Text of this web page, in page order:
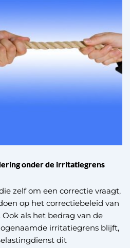
onder de irritatiegrens
zelf om een correctie vraagt,
op het correctiebeleid van
als het bedrag van de
irritatiegrens blijft,
dit